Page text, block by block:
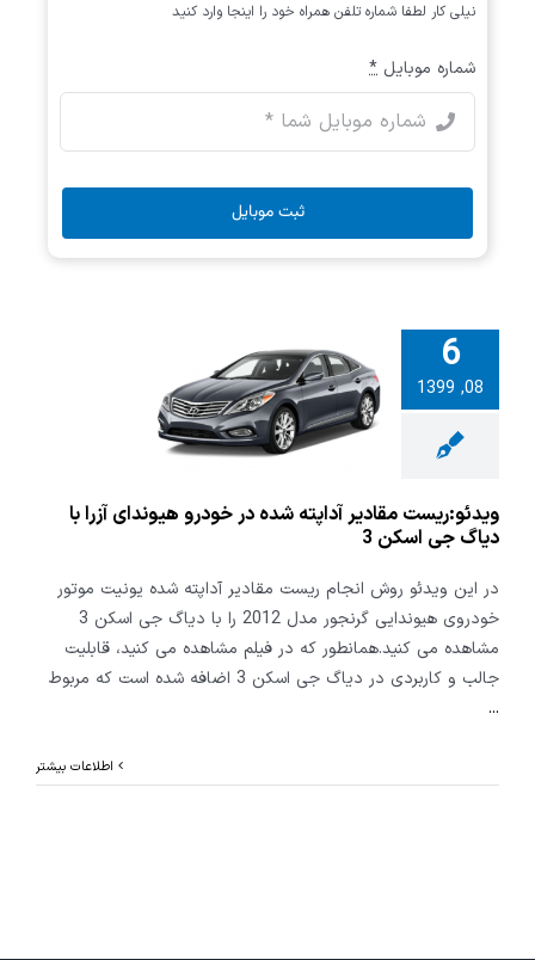
6
08, 1399
مقادیر
شده در خودرو
آزرا با دیاگ
ویدئو:ریست مقادیر آداپته شده در خودرو هیوندای آزرا با
دیاگ جی اسکن 3
در این ویدئو روش انجام ریست مقادیر آداپته شده یونیت موتور
خودروی هیوندایی گرنجور مدل 2012 را با دیاگ جی اسکن 3
مشاهده می کنید.همانطور که در فیلم مشاهده می کنید، قابلیت
جالب و کاربردی در دیاگ جی اسکن 3 اضافه شده است که مربوط
...
اطلاعات بیشتر
نیلی کار لطفا شماره تلفن همراه خود را اینجا وارد کنید
شماره موبایل *
ثبت موبایل